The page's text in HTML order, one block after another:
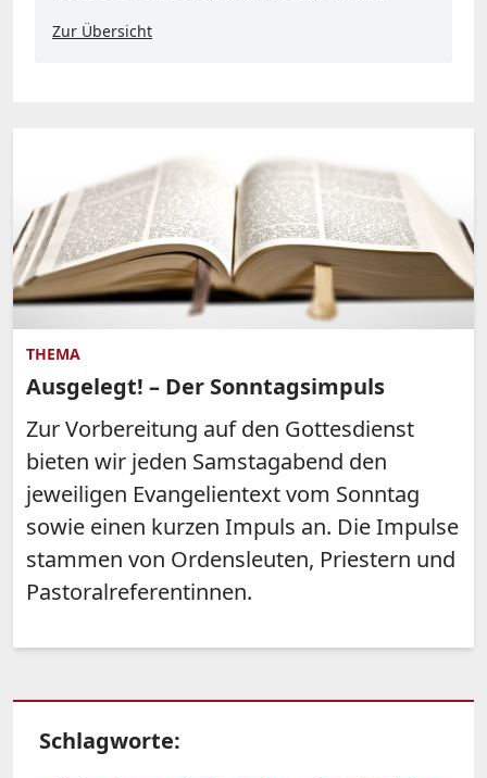
Zur Übersicht
THEMA
Ausgelegt! – Der Sonntagsimpuls
Zur Vorbereitung auf den Gottesdienst
bieten wir jeden Samstagabend den
jeweiligen Evangelientext vom Sonntag
sowie einen kurzen Impuls an. Die Impulse
stammen von Ordensleuten, Priestern und
Pastoralreferentinnen.
Schlagworte: